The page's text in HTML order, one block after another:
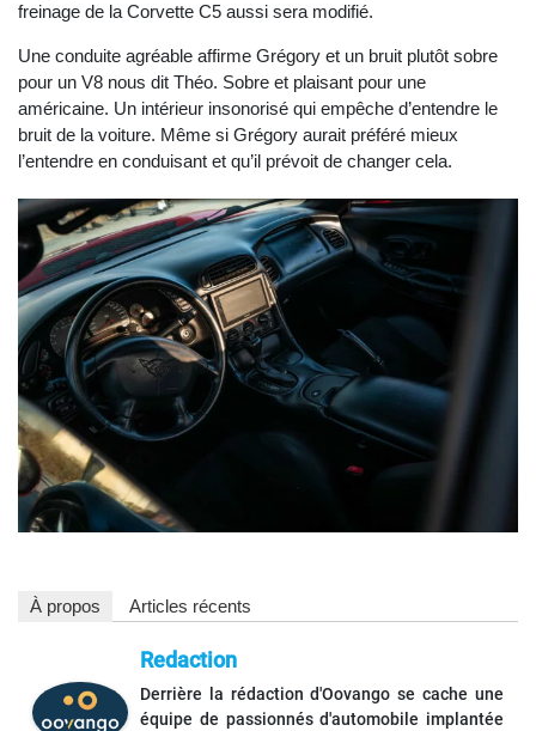
freinage de la Corvette C5 aussi sera modifié.
Une conduite agréable affirme Grégory et un bruit plutôt sobre
pour un V8 nous dit Théo. Sobre et plaisant pour une
américaine. Un intérieur insonorisé qui empêche d’entendre le
bruit de la voiture. Même si Grégory aurait préféré mieux
l’entendre en conduisant et qu’il prévoit de changer cela.
À propos Articles récents
Redaction
Derrière la rédaction d'Oovango se cache une
équipe de passionnés d'automobile implantée